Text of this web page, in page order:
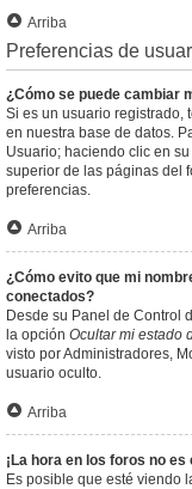
Arriba
Preferencias de
¿Cómo se puede cambiar
Si es un usuario registrado,
en nuestra base de datos.
Usuario; haciendo clic en
superior de las páginas del
preferencias.
Arriba
¿Cómo evito que mi
conectados?
Desde su Panel de Control
la opción Ocultar mi estado
visto por Administradores,
usuario oculto.
Arriba
¡La hora en los foros no
Es posible que esté viendo